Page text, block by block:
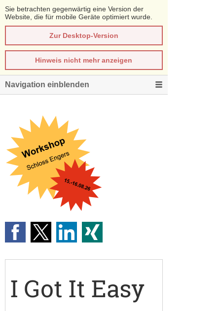
Sie betrachten gegenwärtig eine Version der
Website, die für mobile Geräte optimiert wurde.
Zur Desktop-Version
Hinweis nicht mehr anzeigen
Navigation einblenden
I Got It Easy